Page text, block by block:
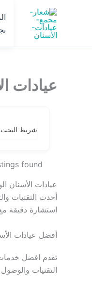
عيادات
شريط البحث
found.
عيادات الأسنان
أحدث التقنيات
استشارة دقيقة
أفضل عيادات
تقدم افضل خدمات
التقنيات